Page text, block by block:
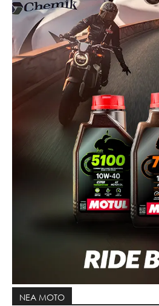
ΝΕΑ MOTO